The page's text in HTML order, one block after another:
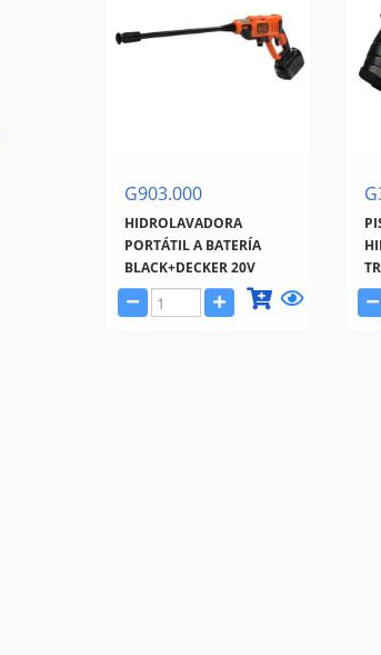
G903.000
HIDROLAVADORA
PORTÁTIL A BATERÍA
BLACK+DECKER 20V